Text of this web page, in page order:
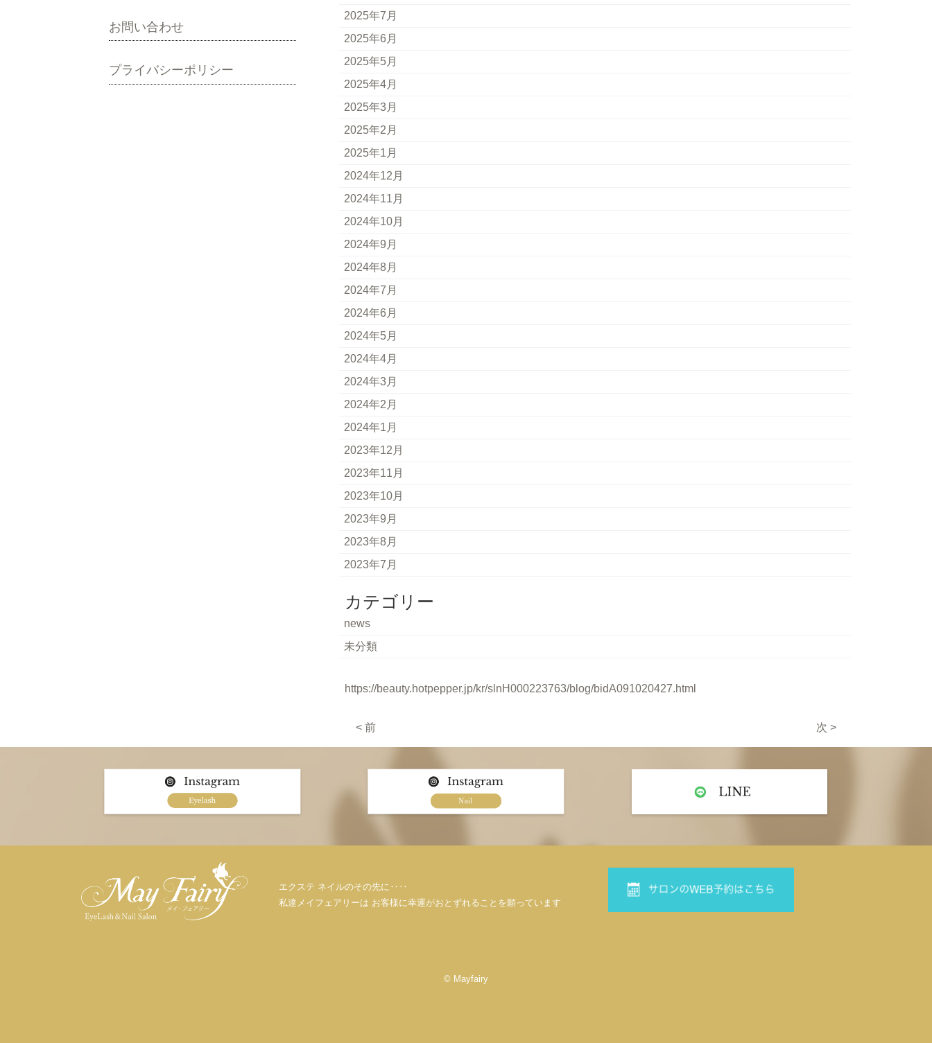
お問い合わせ
プライバシーポリシー
2025年7月
2025年6月
2025年5月
2025年4月
2025年3月
2025年2月
2025年1月
2024年12月
2024年11月
2024年10月
2024年9月
2024年8月
2024年7月
2024年6月
2024年5月
2024年4月
2024年3月
2024年2月
2024年1月
2023年12月
2023年11月
2023年10月
2023年9月
2023年8月
2023年7月
カテゴリー
news
未分類
https://beauty.hotpepper.jp/kr/slnH000223763/blog/bidA091020427.html
< 前 次 >
エクステ ネイルのその先に‥‥
私達メイフェアリーは お客様に幸運がおとずれることを願っています
© Mayfairy